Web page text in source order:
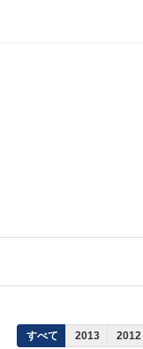
すべて 2013 2012